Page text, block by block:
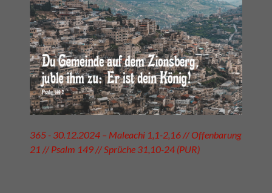
365 - 30.12.2024 – Maleachi 1,1-2,16 // Offenbarung
21 // Psalm 149 // Sprüche 31,10-24 (PUR)